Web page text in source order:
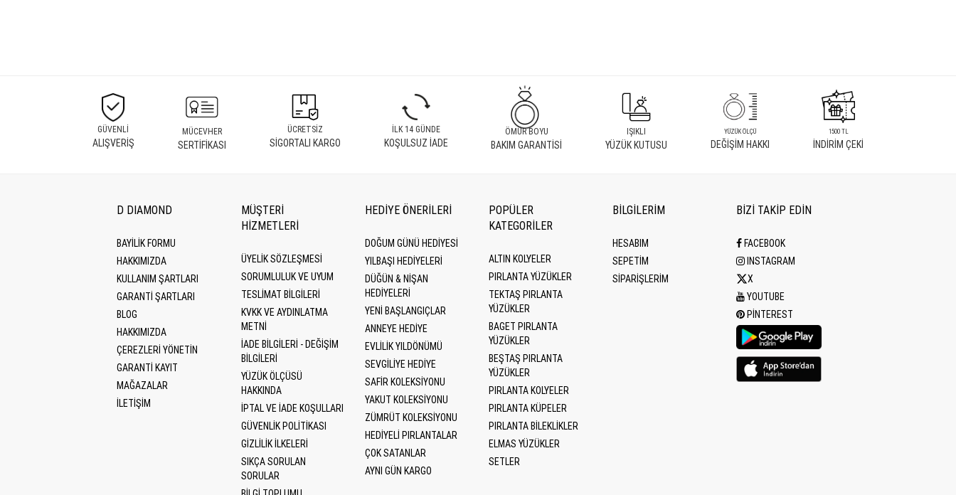
GÜVENLİ
ALIŞVERİŞ
MÜCEVHER
SERTİFİKASI
ÜCRETSİZ
SİGORTALI KARGO
İLK 14 GÜNDE
KOŞULSUZ İADE
ÖMÜR BOYU
BAKIM GARANTİSİ
IŞIKLI
YÜZÜK KUTUSU
YÜZÜK ÖLÇÜ
DEĞİŞİM HAKKI
1500 TL
İNDİRİM ÇEKİ
D DIAMOND
BAYİLİK FORMU
HAKKIMIZDA
KULLANIM ŞARTLARI
GARANTI ŞARTLARI
BLOG
HAKKIMIZDA
ÇEREZLERI YÖNETIN
GARANTİ KAYIT
MAĞAZALAR
İLETİŞİM
MÜŞTERİ
HİZMETLERİ
ÜYELIK SÖZLEŞMESI
SORUMLULUK VE UYUM
TESLIMAT BILGILERI
KVKK VE AYDINLATMA
METNI
İADE BILGILERI - DEĞIŞIM
BILGILERI
YÜZÜK ÖLÇÜSÜ
HAKKINDA
İPTAL VE İADE KOŞULLARI
GÜVENLIK POLITIKASI
GIZLILIK İLKELERI
SIKÇA SORULAN
SORULAR
HEDİYE ÖNERİLERİ
DOĞUM GÜNÜ HEDIYESI
YILBAŞI HEDIYELERI
DÜĞÜN & NIŞAN
HEDIYELERI
YENI BAŞLANGIÇLAR
ANNEYE HEDIYE
EVLILIK YILDÖNÜMÜ
SEVGILIYE HEDIYE
SAFIR KOLEKSIYONU
YAKUT KOLEKSIYONU
ZÜMRÜT KOLEKSIYONU
HEDIYELI PIRLANTALAR
ÇOK SATANLAR
AYNI GÜN KARGO
POPÜLER
KATEGORILER
ALTIN KOLYELER
PIRLANTA YÜZÜKLER
TEKTAŞ PIRLANTA
YÜZÜKLER
BAGET PIRLANTA
YÜZÜKLER
BEŞTAŞ PIRLANTA
YÜZÜKLER
PIRLANTA KOLYELER
PIRLANTA KÜPELER
PIRLANTA BILEKLIKLER
ELMAS YÜZÜKLER
SETLER
BİLGİLERİM
HESABIM
SEPETİM
SİPARİŞLERİM
BİZİ TAKİP EDİN
FACEBOOK
INSTAGRAM
X
YOUTUBE
PINTEREST